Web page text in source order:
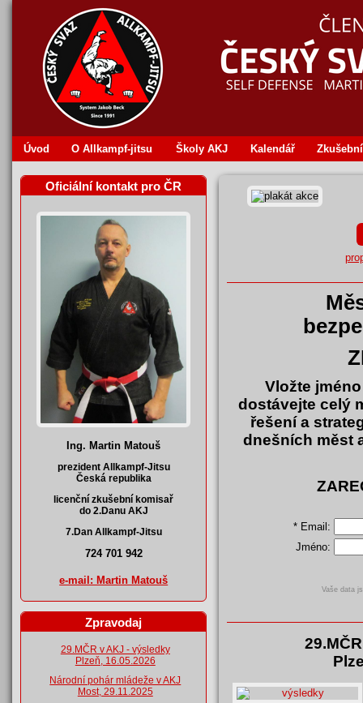
Úvod O Allkampf‐jitsu Školy AKJ Kalendář
Vložte
dostávejte celý
řešení a
dnešních měst
* Email:
Jméno:
Vaše data
Oficiální kontakt pro ČR
Ing. Martin Matouš
prezident Allkampf-Jitsu
Česká republika
licenční zkušební komisař
do 2.Danu AKJ
7.Dan Allkampf-Jitsu
724 701 942
e-mail: Martin Matouš
Zpravodaj
29.MČR v AKJ - výsledky
Plzeň, 16.05.2026
Národní pohár mládeže v AKJ
Most, 29.11.2025